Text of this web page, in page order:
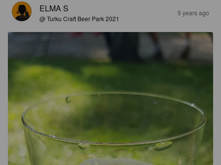
ELMA S
@ Turku Craft Beer Park 2021
5 years ago